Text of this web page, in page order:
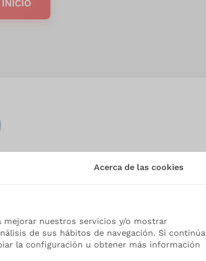
Buscar
Acerca de las cookies
mejorar nuestros servicios y/o mostrar
de sus hábitos de navegación. Si continúa
la configuración u obtener más información